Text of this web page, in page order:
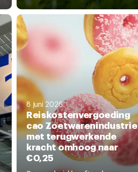
8 juni 2026
Reiskostenvergoeding
cao Zoetwarenindustrie
met terugwerkende
kracht omhoog naar
€0,25